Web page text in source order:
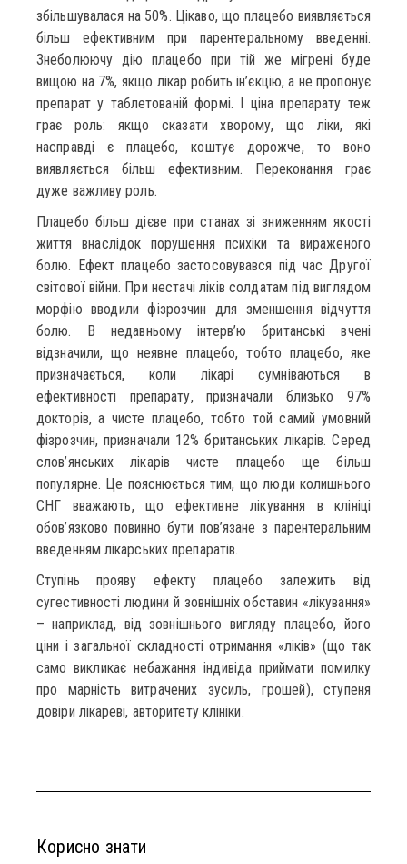
збільшувалася на 50%. Цікаво, що плацебо виявляється
більш ефективним при парентеральному введенні.
Знеболюючу дію плацебо при тій же мігрені буде
вищою на 7%, якщо лікар робить ін’єкцію, а не пропонує
препарат у таблетованій формі. І ціна препарату теж
грає роль: якщо сказати хворому, що ліки, які
насправді є плацебо, коштує дорожче, то воно
виявляється більш ефективним. Переконання грає
дуже важливу роль.
Плацебо більш дієве при станах зі зниженням якості
життя внаслідок порушення психіки та вираженого
болю. Ефект плацебо застосовувався під час Другої
світової війни. При нестачі ліків солдатам під виглядом
морфію вводили фізрозчин для зменшення відчуття
болю. В недавньому інтерв’ю британські вчені
відзначили, що неявне плацебо, тобто плацебо, яке
призначається, коли лікарі сумніваються в
ефективності препарату, призначали близько 97%
докторів, а чисте плацебо, тобто той самий умовний
фізрозчин, призначали 12% британських лікарів. Серед
слов’янських лікарів чисте плацебо ще більш
популярне. Це пояснюється тим, що люди колишнього
СНГ вважають, що ефективне лікування в клініці
обов’язково повинно бути пов’язане з парентеральним
введенням лікарських препаратів.
Ступінь прояву ефекту плацебо залежить від
сугестивності людини й зовнішніх обставин «лікування»
– наприклад, від зовнішнього вигляду плацебо, його
ціни і загальної складності отримання «ліків» (що так
само викликає небажання індивіда приймати помилку
про марність витрачених зусиль, грошей), ступеня
довіри лікареві, авторитету клініки.
Корисно знати